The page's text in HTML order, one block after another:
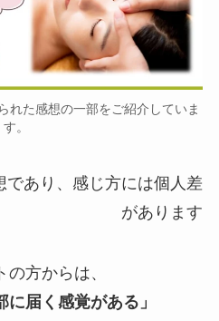
れた感想の一部をご紹介していま
す。
あり、感じ方には個人差
があります
方からは、
に届く感覚がある」